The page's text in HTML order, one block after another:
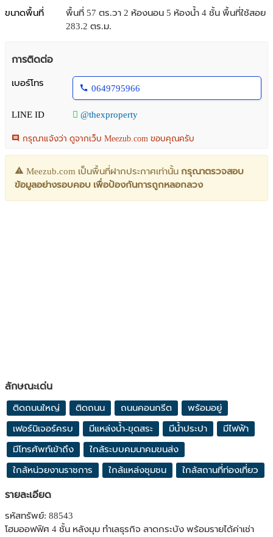
ขนาดพื้นที่
พื้นที่ 57 ตร.วา 2 ห้องนอน 5 ห้องน้ำ 4 ชั้น พื้นที่ใช้สอย
283.2 ตร.ม.
การติดต่อ
เบอร์โทร
0649795966
LINE ID @thexproperty
กรุณาแจ้งว่า ดูจากเว็บ Meezub.com ขอบคุณครับ
Meezub.com เป็นพื้นที่ฝากประกาศเท่านั้น กรุณาตรวจสอบ
ข้อมูลอย่างรอบคอบ เพื่อป้องกันการถูกหลอกลวง
ลักษณะเด่น
ติดถนนใหญ่ ติดถนน ถนนคอนกรีต พร้อมอยู่
เฟอร์นิเจอร์ครบ มีแหล่งน้ำ-ขุดสระ มีน้ำประปา มีไฟฟ้า
มีโทรศัพท์เข้าถึง ใกล้ระบบคมนาคมขนส่ง
ใกล้หน่วยงานราชการ ใกล้แหล่งชุมชน ใกล้สถานที่ท่องเที่ยว
รายละเอียด
รหัสทรัพย์: 88543
โฮมออฟฟิศ 4 ชั้น หลังมุม ทำเลธุรกิจ ลาดกระบัง พร้อมรายได้ค่าเช่า